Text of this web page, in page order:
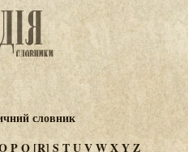
словник
PQ[R] STUVWXYZ